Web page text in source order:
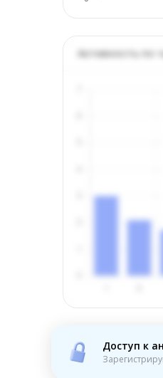
Активность по
Доступ к